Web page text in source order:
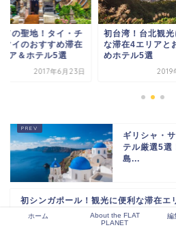
ドの聖地！タイ・チ
マイのおすすめ滞在
ア＆ホテル5選
2017年6月23日
初台湾！台北観光
な滞在4エリアと
めホテル5選
2019
ギリシャ・
テル厳選5選
島...
初シンガポール！観光に便利な滞在エ
アとおすすめホテル5選
ホーム
About the FLAT
PLANET
編